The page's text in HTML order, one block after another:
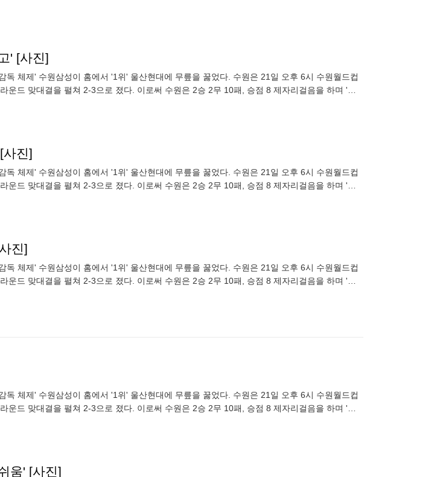
' [사진]
독 체제' 수원삼성이 홈에서 '1위' 울산현대에 무릎을 꿇었다. 수원은 21일 오후 6시 수원월드컵
운드 맞대결을 펼쳐 2-3으로 졌다. 이로써 수원은 2승 2무 10패, 승점 8 제자리걸음을 하며 '최
사진]
독 체제' 수원삼성이 홈에서 '1위' 울산현대에 무릎을 꿇었다. 수원은 21일 오후 6시 수원월드컵
운드 맞대결을 펼쳐 2-3으로 졌다. 이로써 수원은 2승 2무 10패, 승점 8 제자리걸음을 하며 '최
진]
독 체제' 수원삼성이 홈에서 '1위' 울산현대에 무릎을 꿇었다. 수원은 21일 오후 6시 수원월드컵
운드 맞대결을 펼쳐 2-3으로 졌다. 이로써 수원은 2승 2무 10패, 승점 8 제자리걸음을 하며 '최
독 체제' 수원삼성이 홈에서 '1위' 울산현대에 무릎을 꿇었다. 수원은 21일 오후 6시 수원월드컵
운드 맞대결을 펼쳐 2-3으로 졌다. 이로써 수원은 2승 2무 10패, 승점 8 제자리걸음을 하며 '최
움' [사진]